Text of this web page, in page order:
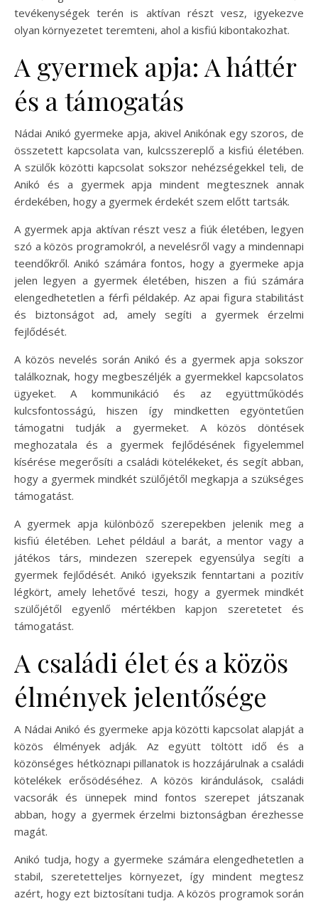
tevékenységek terén is aktívan részt vesz, igyekezve
olyan környezetet teremteni, ahol a kisfiú kibontakozhat.
A gyermek apja: A háttér
és a támogatás
Nádai Anikó gyermeke apja, akivel Anikónak egy szoros, de
összetett kapcsolata van, kulcsszereplő a kisfiú életében.
A szülők közötti kapcsolat sokszor nehézségekkel teli, de
Anikó és a gyermek apja mindent megtesznek annak
érdekében, hogy a gyermek érdekét szem előtt tartsák.
A gyermek apja aktívan részt vesz a fiúk életében, legyen
szó a közös programokról, a nevelésről vagy a mindennapi
teendőkről. Anikó számára fontos, hogy a gyermeke apja
jelen legyen a gyermek életében, hiszen a fiú számára
elengedhetetlen a férfi példakép. Az apai figura stabilitást
és biztonságot ad, amely segíti a gyermek érzelmi
fejlődését.
A közös nevelés során Anikó és a gyermek apja sokszor
találkoznak, hogy megbeszéljék a gyermekkel kapcsolatos
ügyeket. A kommunikáció és az együttműködés
kulcsfontosságú, hiszen így mindketten egyöntetűen
támogatni tudják a gyermeket. A közös döntések
meghozatala és a gyermek fejlődésének figyelemmel
kísérése megerősíti a családi kötelékeket, és segít abban,
hogy a gyermek mindkét szülőjétől megkapja a szükséges
támogatást.
A gyermek apja különböző szerepekben jelenik meg a
kisfiú életében. Lehet például a barát, a mentor vagy a
játékos társ, mindezen szerepek egyensúlya segíti a
gyermek fejlődését. Anikó igyekszik fenntartani a pozitív
légkört, amely lehetővé teszi, hogy a gyermek mindkét
szülőjétől egyenlő mértékben kapjon szeretetet és
támogatást.
A családi élet és a közös
élmények jelentősége
A Nádai Anikó és gyermeke apja közötti kapcsolat alapját a
közös élmények adják. Az együtt töltött idő és a
közönséges hétköznapi pillanatok is hozzájárulnak a családi
kötelékek erősödéséhez. A közös kirándulások, családi
vacsorák és ünnepek mind fontos szerepet játszanak
abban, hogy a gyermek érzelmi biztonságban érezhesse
magát.
Anikó tudja, hogy a gyermeke számára elengedhetetlen a
stabil, szeretetteljes környezet, így mindent megtesz
azért, hogy ezt biztosítani tudja. A közös programok során